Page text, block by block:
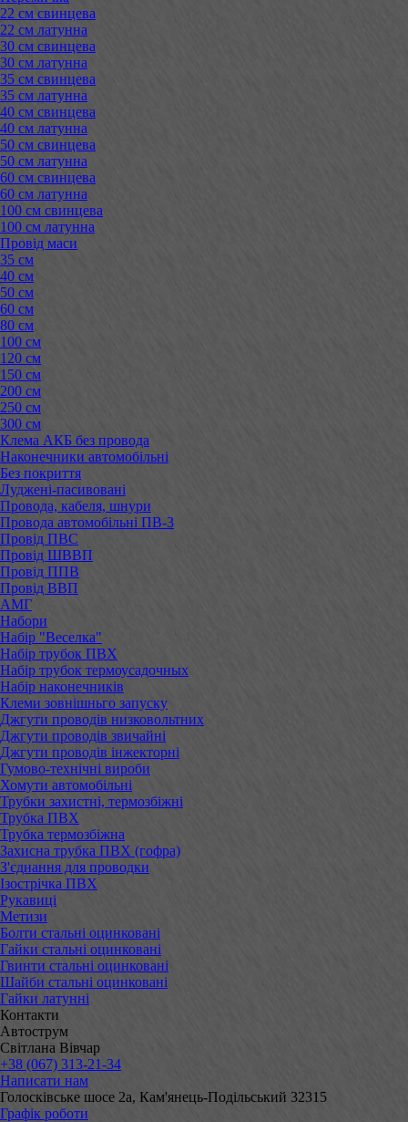
22 см свинцева
22 см латунна
30 см свинцева
30 см латунна
35 см свинцева
35 см латунна
40 см свинцева
40 см латунна
50 см свинцева
50 см латунна
60 см свинцева
60 см латунна
100 см свинцева
100 см латунна
Провід маси
35 см
40 см
50 см
60 см
80 см
100 см
120 см
150 см
200 см
250 см
300 см
Клема АКБ без провода
Наконечники автомобільні
Без покриття
Луджені-пасивовані
Провода, кабеля, шнури
Провода автомобільні ПВ-3
Провід ПВС
Провід ШВВП
Провід ППВ
Провід ВВП
АМГ
Набори
Набір "Веселка"
Набір трубок ПВХ
Набір трубок термоусадочных
Набір наконечників
Клеми зовнішньго запуску
Джгути проводів низковольтних
Джгути проводів звичайні
Джгути проводів інжекторні
Гумово-технічні вироби
Хомути автомобільні
Трубки захистні, термозбіжні
Трубка ПВХ
Трубка термозбіжна
Захисна трубка ПВХ (гофра)
З'єднання для проводки
Ізострічка ПВХ
Рукавиці
Метизи
Болти стальні оцинковані
Гайки стальні оцинковані
Гвинти стальні оцинковані
Шайби стальні оцинковані
Гайки латунні
Контакти
Автострум
Світлана Вівчар
+38 (067) 313-21-34
Написати нам
Голосківське шосе 2а, Кам'янець-Подільський 32315
Графік роботи